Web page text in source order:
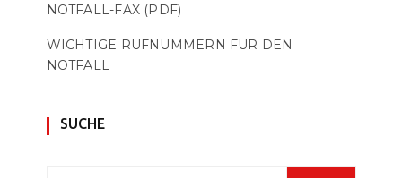
NOTFALL-FAX (PDF)
WICHTIGE RUFNUMMERN FÜR DEN
NOTFALL
SUCHE